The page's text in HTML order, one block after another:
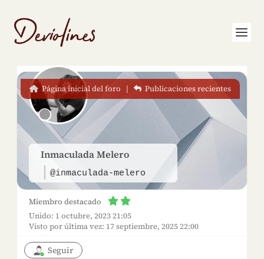
Inmaculada Melero
@inmaculada-melero
Página inicial del foro | Publicaciones recientes
Miembro destacado
Unido: 1 octubre, 2023 21:05
Visto por última vez: 17 septiembre, 2025 22:00
Seguir